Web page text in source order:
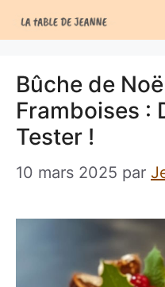
au
Bûche de
Framboises :
Tester !
10 mars 2025 par